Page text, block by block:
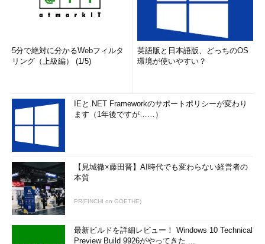
5分で絶対に分かるWebフィルタ
リング（上級編） (1/5)
英語版と日本語版、どっちのOS
環境が使いやすい？
IEと.NET Frameworkのサポートポリシーが変わり
ます（1年後ですが……）
【見城徹×藤田晋】AI時代でも変わらない経営者の
本質
PR(FINCHI on GOETHE)
最新ビルドを詳細レビュー！ Windows 10 Technical
Preview Build 9926がやってきた ...